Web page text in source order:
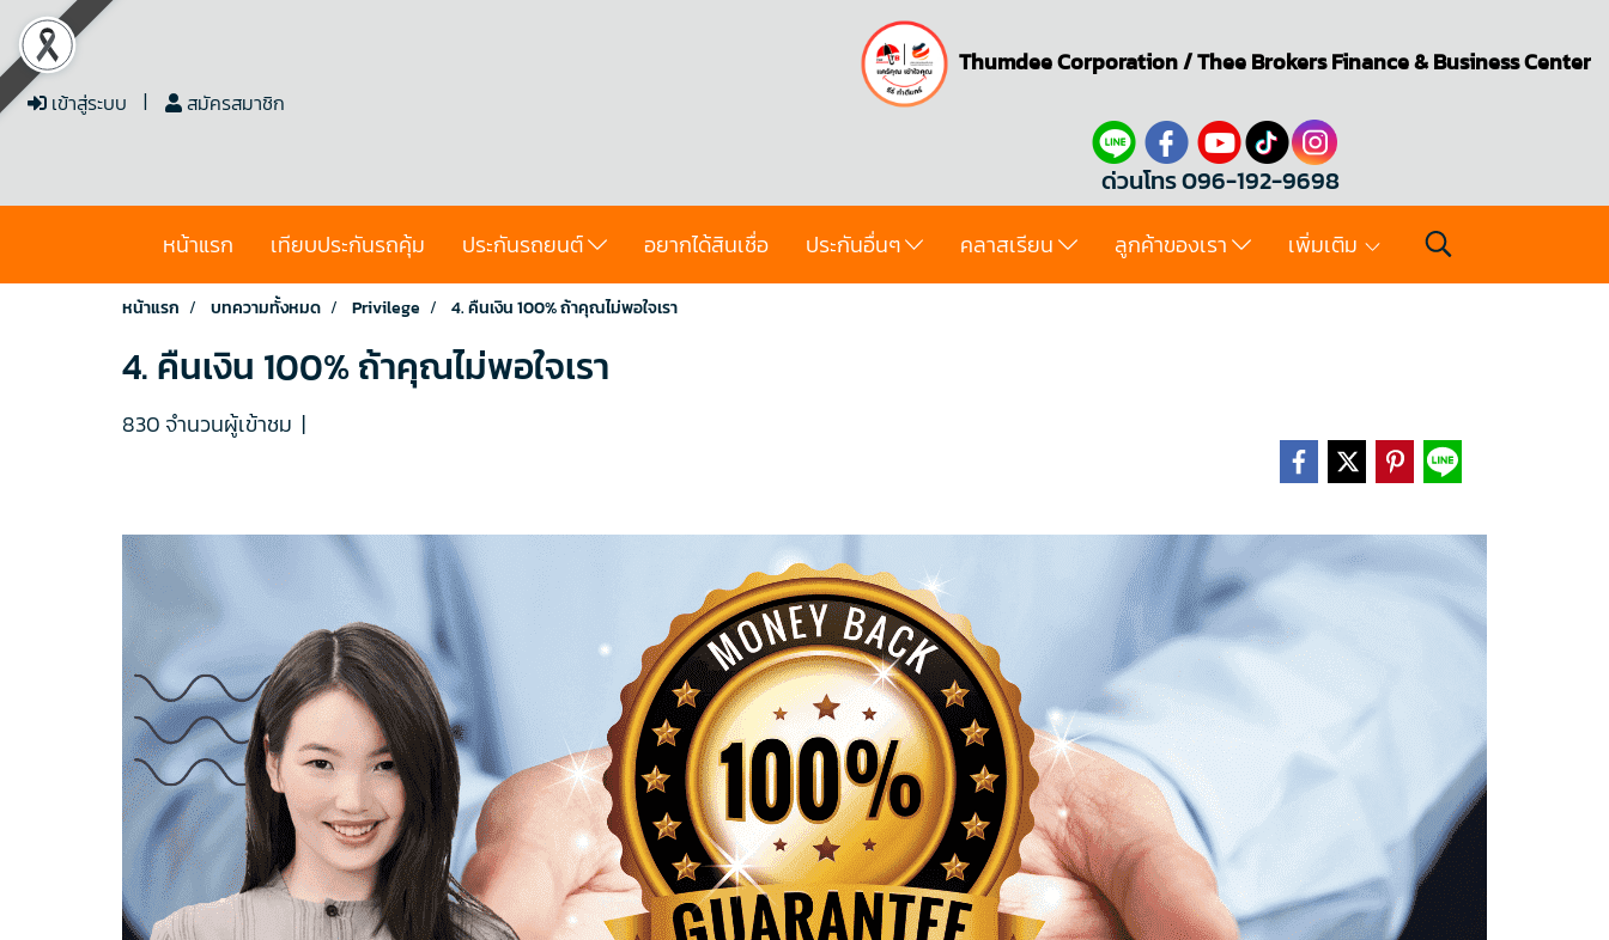
เข้าสู่ระบบ สมัครสมาชิก
Thumdee Corporation/Thee BrokersFinance & Business Center
ด่วนโทร 096-192-9698
หน้าแรก เทียบประกันรถคุ้ม ประกันรถยนต์ อยากได้สินเชื่อ ประกันอื่นๆ คลาสเรียน ลูกค้าของเรา เพิ่มเติม
หน้าแรก บทความทั้งหมด Privilege 4. คืนเงิน 100% ถ้าคุณไม่พอใจเรา
4. คืนเงิน 100% ถ้าคุณไม่พอใจเรา
830 จำนวนผู้เข้าชม |